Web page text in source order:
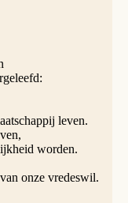
leven.
worden.
onze vredeswil.